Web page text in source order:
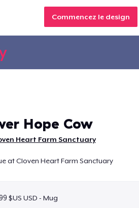
Commencez le design
Hope Cow
Heart Farm Sanctuary
at Cloven Heart Farm Sanctuary
$US USD - Mug